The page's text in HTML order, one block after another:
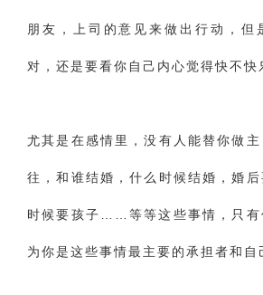
朋友，上司的意见来做出行动，但
对，还是要看你自己内心觉得快不快
尤其是在感情里，没有人能替你做
往，和谁结婚，什么时候结婚，婚
时候要孩子……等等这些事情，只有
为你是这些事情最主要的承担者和自